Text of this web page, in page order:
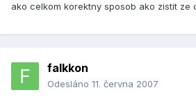
ako celkom korektny sposob ako zistit ze
falkkon
Odesláno 11. června 2007